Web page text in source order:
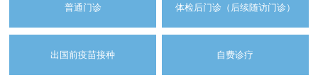
普通门诊 体检后门诊（后续随访门诊）
出国前疫苗接种 自费诊疗